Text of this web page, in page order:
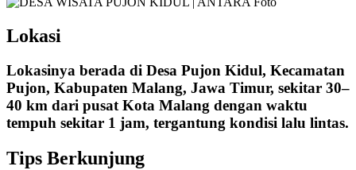
Lokasi
Lokasinya berada di Desa Pujon Kidul, Kecamatan
Pujon, Kabupaten Malang, Jawa Timur, sekitar 30–
40 km dari pusat Kota Malang dengan waktu
tempuh sekitar 1 jam, tergantung kondisi lalu lintas.
Tips Berkunjung